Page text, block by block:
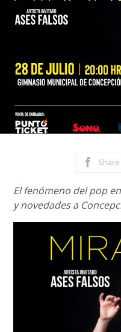
Share
El fenómeno del pop
y novedades a